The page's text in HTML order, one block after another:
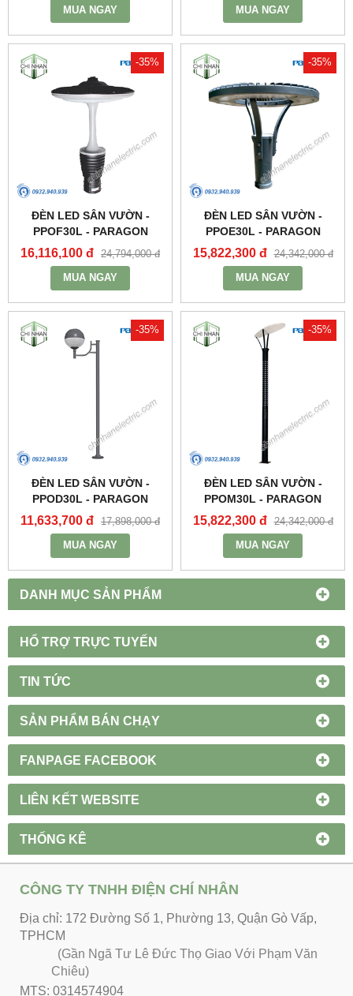
DANH MỤC SẢN PHẨM
HỔ TRỢ TRỰC TUYẾN
TIN TỨC
SẢN PHẨM BÁN CHẠY
FANPAGE FACEBOOK
LIÊN KẾT WEBSITE
THỐNG KÊ
MUA NGAY MUA NGAY
-35%
ĐÈN LED SÂN VƯỜN -
PPOF30L - PARAGON
16,116,100 đ 24,794,000 đ
MUA NGAY
-35%
ĐÈN LED SÂN VƯỜN -
PPOE30L - PARAGON
15,822,300 đ 24,342,000 đ
MUA NGAY
-35%
ĐÈN LED SÂN VƯỜN -
PPOD30L - PARAGON
11,633,700 đ 17,898,000 đ
MUA NGAY
-35%
ĐÈN LED SÂN VƯỜN -
PPOM30L - PARAGON
15,822,300 đ 24,342,000 đ
MUA NGAY
CÔNG TY TNHH ĐIỆN CHÍ NHÂN
Địa chỉ: 172 Đường Số 1, Phường 13, Quận Gò Vấp,
TPHCM
(Gần Ngã Tư Lê Đức Thọ Giao Với Phạm Văn
Chiêu)
MTS: 0314574904